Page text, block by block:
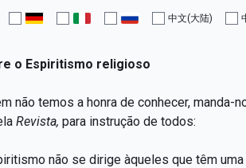
中文(大陆)
o Espiritismo religioso
não temos a honra de conhecer, manda-
Revista, para instrução de todos:
não se dirige àqueles que têm